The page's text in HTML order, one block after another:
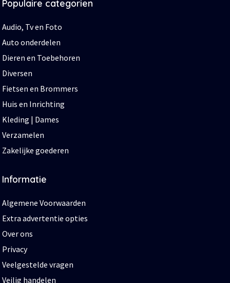
Populaire categorien
Audio, Tv en Foto
Auto onderdelen
Dieren en Toebehoren
Diversen
Fietsen en Brommers
Huis en Inrichting
Kleding | Dames
Verzamelen
Zakelijke goederen
Informatie
Algemene Voorwaarden
Extra advertentie opties
Over ons
Privacy
Veelgestelde vragen
Veilig handelen